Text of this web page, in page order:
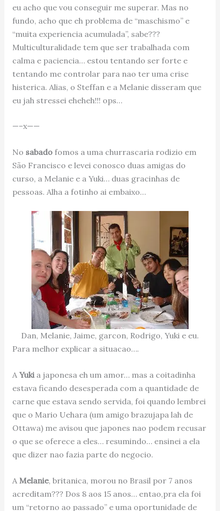
eu acho que vou conseguir me superar. Mas no
fundo, acho que eh problema de “maschismo” e
“muita experiencia acumulada”, sabe???
Multiculturalidade tem que ser trabalhada com
calma e paciencia… estou tentando ser forte e
tentando me controlar para nao ter uma crise
histerica. Alias, o Steffan e a Melanie disseram que
eu jah stressei eheheh!!! ops…
—–x——
No sabado fomos a uma churrascaria rodizio em
São Francisco e levei conosco duas amigas do
curso, a Melanie e a Yuki… duas gracinhas de
pessoas. Alha a fotinho ai embaixo…
Dan, Melanie, Jaime, garcon, Rodrigo, Yuki e eu.
Para melhor explicar a situacao….
A Yuki a japonesa eh um amor… mas a coitadinha
estava ficando desesperada com a quantidade de
carne que estava sendo servida, foi quando lembrei
que o Mario Uehara (um amigo brazujapa lah de
Ottawa) me avisou que japones nao podem recusar
o que se oferece a eles… resumindo… ensinei a ela
que dizer nao fazia parte do negocio.
A Melanie, britanica, morou no Brasil por 7 anos
acreditam??? Dos 8 aos 15 anos… entao,pra ela foi
um “retorno ao passado” e uma oportunidade de